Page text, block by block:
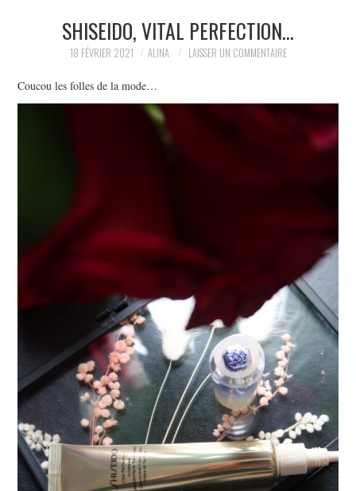
DANS MON BLOG, JE VEUX
PARTAGER MES
TROUVAILLES ET MES
AJOUTANT MON PETIT
GRAIN DE FOLIE ET MES
PETITS TUYAUX…
SHISEIDO, VITAL PERFECTION…
18 FÉVRIER 2021 ALINA LAISSER UN COMMENTAIRE
Coucou les folles de la mode…